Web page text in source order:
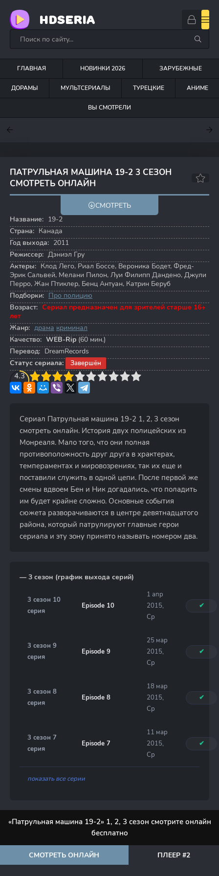
HDSERIA
ГЛАВНАЯ НОВИНКИ 2026 ЗАРУБЕЖНЫЕ
ДОРАМЫ МУЛЬТСЕРИАЛЫ ТУРЕЦКИЕ АНИМЕ
ВЫ СМОТРЕЛИ
ПАТРУЛЬНАЯ МАШИНА 19-2 3 СЕЗОН
СМОТРЕТЬ ОНЛАЙН
8.6
СМОТРЕТЬ
Название: 19-2
Страна: Канада
Год выхода: 2011
Режиссер: Дэниэл Гру
Актеры: Клод Лего, Риал Боссе, Вероника Бодет, Фред-
Эрик Сальвей, Мелани Пилон, Луи Филипп Дандено, Джули
Перро, Жан Птиклер, Бенц Антуан, Катрин Беруб
Подборки: Про полицию
Возраст: Сериал предназначен для зрителей старше 16+
лет
Жанр: драма криминал
Качество: WEB-Rip (60 мин.)
Перевод: DreamRecords
Статус сериала:
Завершён
4.3
4 5 6 7 8 9 10
Сериал Патрульная машина 19-2 1, 2, 3 сезон
смотреть онлайн. История двух полицейских из
Монреаля. Мало того, что они полная
противоположность друг друга в храктерах,
темпераментах и мировозрениях, так их еще и
поставили служить в одной цепи. После первой же
смены вдвоем Бен и Ник догадались, что поладить
им будет крайне сложно. Основные события
сюжета разворачиваются в центре девятнадцатого
района, который патрулируют главные герои
сериала и эту зону принято называть номером два.
— 3 сезон (график выхода серий)
3 сезон 10
серия
Episode 10
1 апр
2015,
Ср
✔
3 сезон 9
серия
Episode 9
25 мар
2015,
Ср
✔
3 сезон 8
серия
Episode 8
18 мар
2015,
Ср
✔
3 сезон 7
серия
Episode 7
11 мар
2015,
Ср
✔
показать все серии
«Патрульная машина 19-2» 1, 2, 3 сезон смотрите онлайн
бесплатно
СМОТРЕТЬ ОНЛАЙН ПЛЕЕР #2